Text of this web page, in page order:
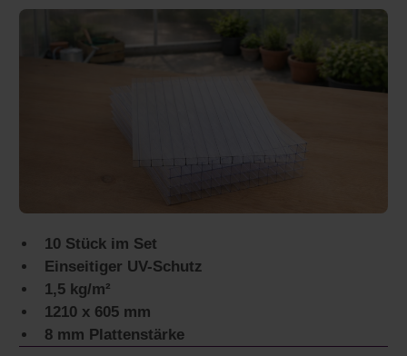
10 Stück im Set
Einseitiger UV-Schutz
1,5 kg/m²
1210 x 605 mm
8 mm Plattenstärke